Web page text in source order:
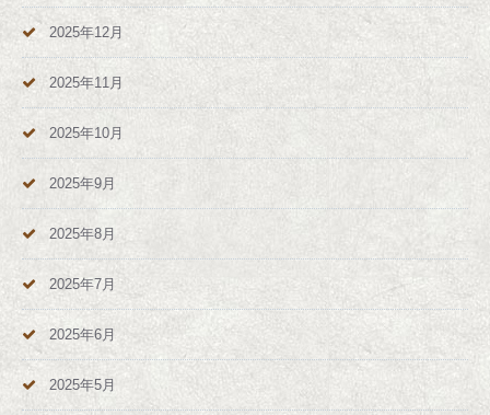
2025年12月
2025年11月
2025年10月
2025年9月
2025年8月
2025年7月
2025年6月
2025年5月